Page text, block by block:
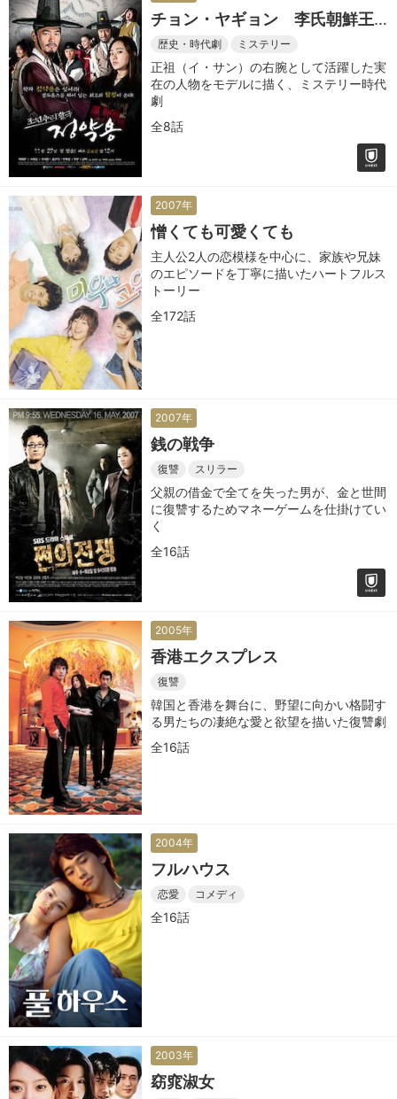
チョン・ヤギョン 李氏朝鮮王
朝の事件簿
歴史・時代劇 ミステリー
正祖（イ・サン）の右腕として活躍した実
在の人物をモデルに描く、ミステリー時代
劇
全8話
2007年
憎くても可愛くても
主人公2人の恋模様を中心に、家族や兄妹
のエピソードを丁寧に描いたハートフルス
トーリー
全172話
2007年
銭の戦争
復讐 スリラー
父親の借金で全てを失った男が、金と世間
に復讐するためマネーゲームを仕掛けてい
く
全16話
2005年
香港エクスプレス
復讐
韓国と香港を舞台に、野望に向かい格闘す
る男たちの凄絶な愛と欲望を描いた復讐劇
全16話
2004年
フルハウス
恋愛 コメディ
全16話
2003年
窈窕淑女